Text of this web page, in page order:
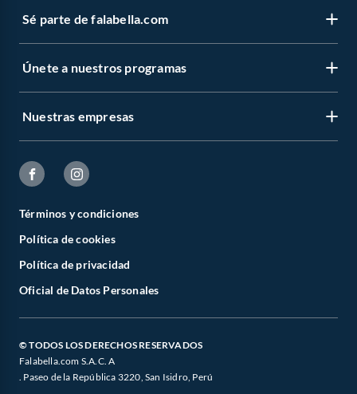
Sé parte de falabella.com
Únete a nuestros programas
Nuestras empresas
Términos y condiciones
Política de cookies
Política de privacidad
Oficial de Datos Personales
© TODOS LOS DERECHOS RESERVADOS
Falabella.com S.A.C. A
. Paseo de la República 3220, San Isidro, Perú